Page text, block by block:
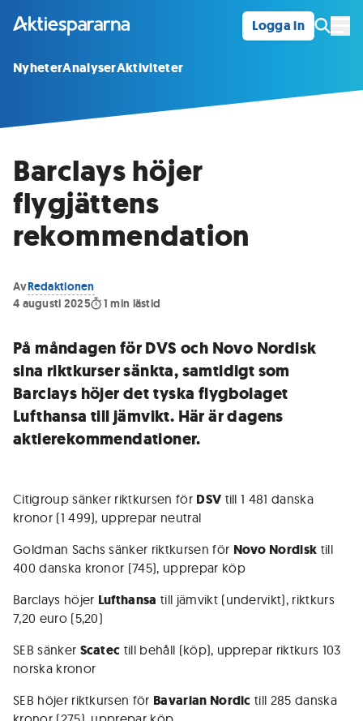
Logga in
NyheterAnalyserAktiviteter
Barclays höjer
flygjättens
rekommendation
AvRedaktionen
4 augusti 2025
1 min lästid
På måndagen för DVS och Novo Nordisk
sina riktkurser sänkta, samtidigt som
Barclays höjer det tyska flygbolaget
Lufthansa till jämvikt. Här är dagens
aktierekommendationer.
Citigroup sänker riktkursen för DSV till 1 481 danska
kronor (1 499), upprepar neutral
Goldman Sachs sänker riktkursen för Novo Nordisk till
400 danska kronor (745), upprepar köp
Barclays höjer Lufthansa till jämvikt (undervikt), riktkurs
7,20 euro (5,20)
SEB sänker Scatec till behåll (köp), upprepar riktkurs 103
norska kronor
SEB höjer riktkursen för Bavarian Nordic till 285 danska